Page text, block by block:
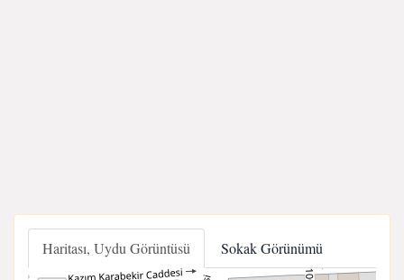
Haritası, Uydu Görüntüsü Sokak Görünümü